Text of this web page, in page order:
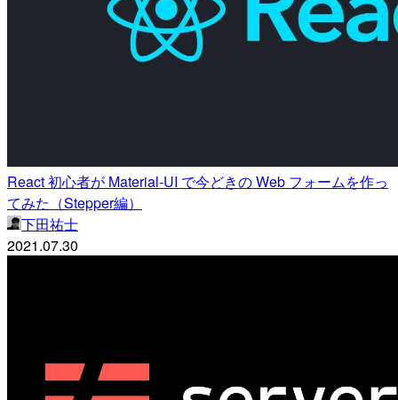
React 初心者が Material-UI で今どきの Web フォームを作っ
てみた（Stepper編）
下田祐士
2021.07.30